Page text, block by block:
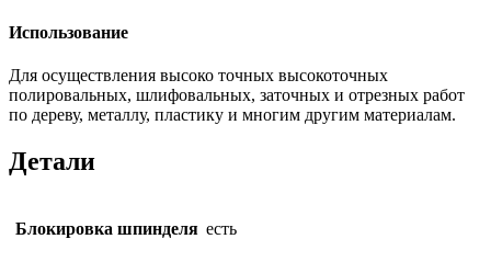
Использование
Для осуществления высоко точных высокоточных
полировальных, шлифовальных, заточных и отрезных работ
по дереву, металлу, пластику и многим другим материалам.
Детали
Блокировка шпинделя есть